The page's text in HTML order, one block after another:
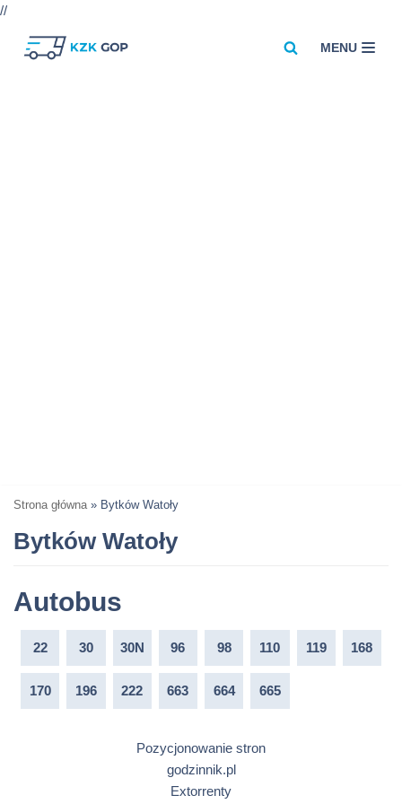
//
MENU
Strona główna » Bytków Watoły
Bytków Watoły
Autobus
22 30 30N 96 98 110 119 168
170 196 222 663 664 665
Pozycjonowanie stron
godzinnik.pl
Extorrenty